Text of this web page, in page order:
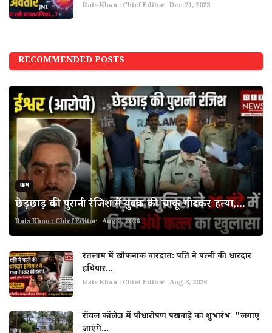
Rais Khan : Chief Editor Dec 21, 2023
RECOMMENDED POSTS
क्राइम
छेड़छाड़ की पुरानी रंजिश में युवक की चाकू गोदकर हत्या,...
Rais Khan : Chief Editor Aug 7, 2026
रतलाम में खौफनाक वारदात: पति ने पत्नी की धारदार
हथियार...
Rais Khan : Chief Editor Aug 3, 2026
रॉयल कॉलेज में पौधारोपण पखवाड़े का शुभारंभ "लगाए
जाएंगे...